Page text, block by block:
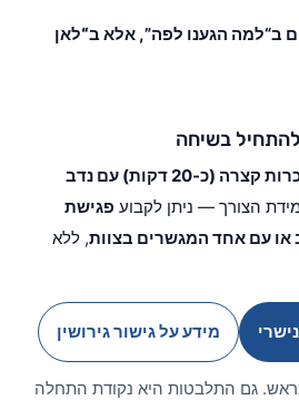
ב“למה הגענו לפה”, אלא ב“לאן
בשיחה
שיחת היכרות קצרה (כ-20 דקות) עם נדב
הצורך — ניתן לקבוע פגישת
או עם אחד המגשרים בצוות, ללא
מידע על גישור גירושין
גם התלבטות היא נקודת התחלה